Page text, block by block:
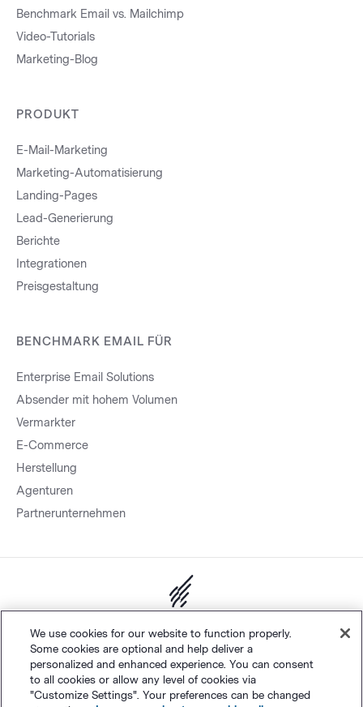
Benchmark Email vs. Mailchimp
Video-Tutorials
Marketing-Blog
PRODUKT
E-Mail-Marketing
Marketing-Automatisierung
Landing-Pages
Lead-Generierung
Berichte
Integrationen
Preisgestaltung
BENCHMARK EMAIL FÜR
Enterprise Email Solutions
Absender mit hohem Volumen
Vermarkter
E-Commerce
Herstellung
Agenturen
Partnerunternehmen
Polaris Software, LLC
Deutsch
We use cookies for our website to function properly.
Some cookies are optional and help deliver a
personalized and enhanced experience. You can consent
to all cookies or allow any level of cookies via
"Customize Settings". Your preferences can be changed